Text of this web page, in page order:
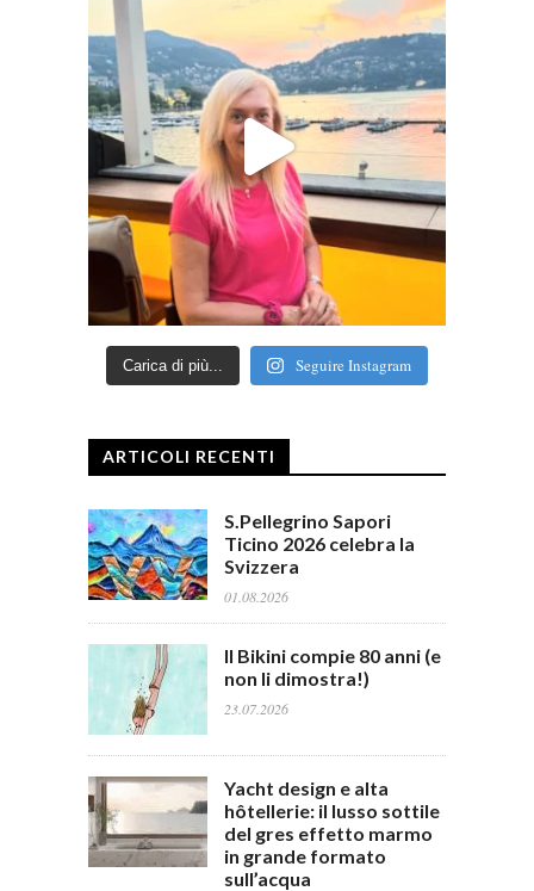
Carica di più... Seguire Instagram
ARTICOLI RECENTI
S.Pellegrino Sapori
Ticino 2026 celebra la
Svizzera
01.08.2026
Il Bikini compie 80 anni (e
non li dimostra!)
23.07.2026
Yacht design e alta
hôtellerie: il lusso sottile
del gres effetto marmo
in grande formato
sull’acqua